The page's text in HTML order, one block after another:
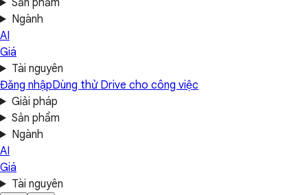
Sản phẩm
Ngành
AI
Giá
Tài nguyên
Đăng nhậpDùng thử Drive cho công việc
Giải pháp
Sản phẩm
Ngành
AI
Giá
Tài nguyên